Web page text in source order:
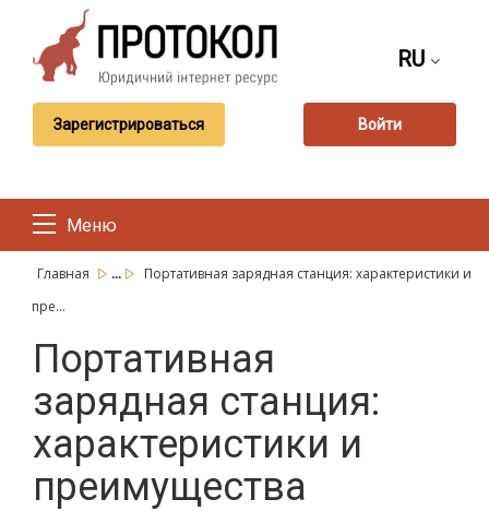
RU
Зарегистрироваться Войти
Меню
Главная ...
Портативная зарядная станция: характеристики и
пре...
Портативная
зарядная станция:
характеристики и
преимущества